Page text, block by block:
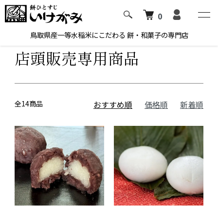
0
鳥取県産一等水稲米にこだわる 餅・和菓子の専門店
店頭販売専用商品
店頭販売専用商品
全14商品 おすすめ順 価格順 新着順